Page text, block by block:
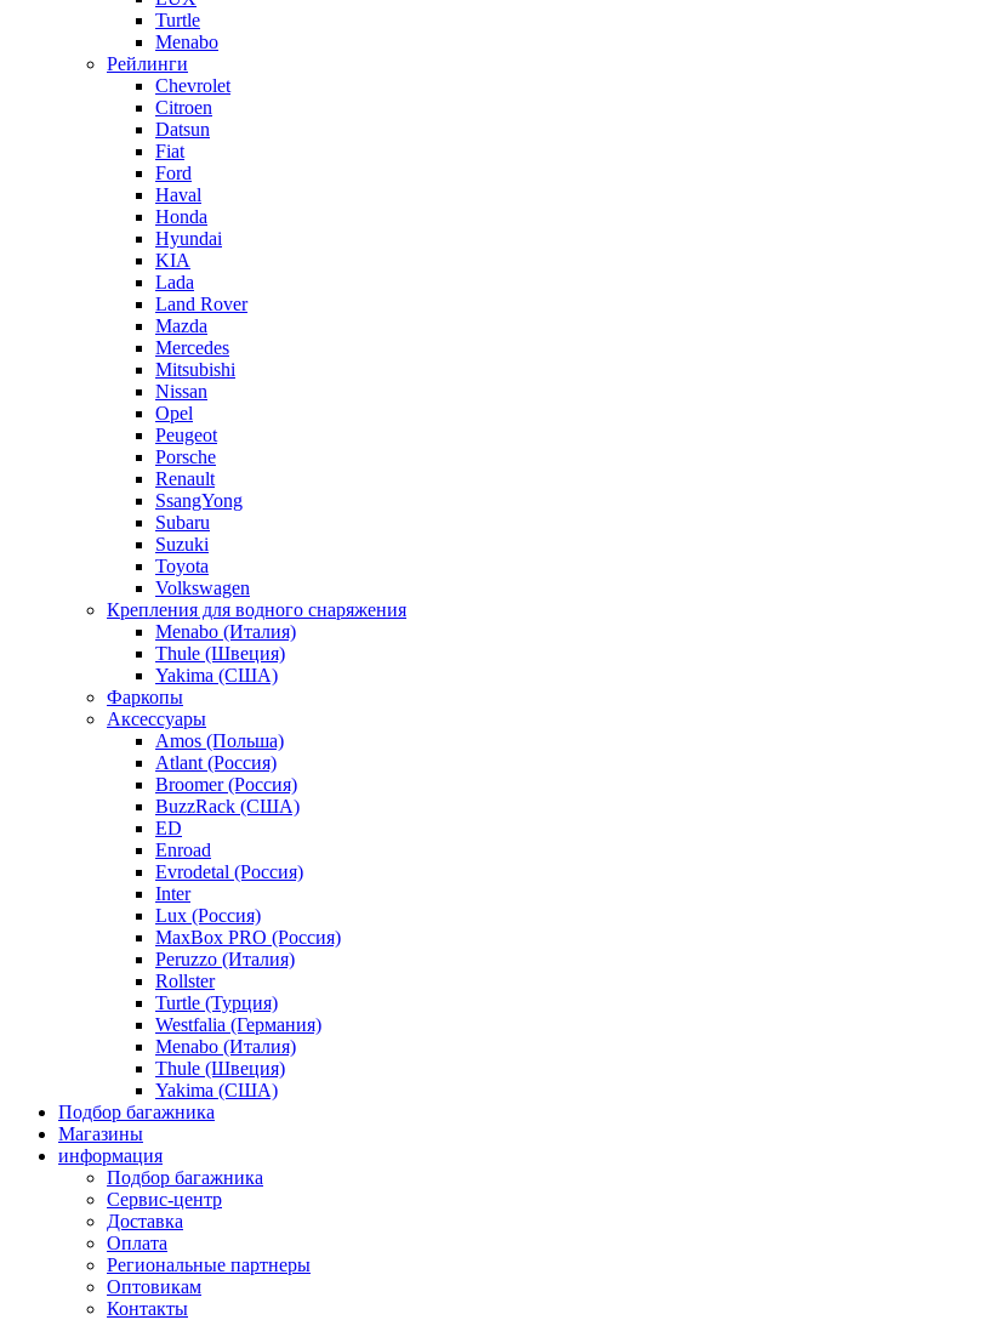
Turtle
Menabo
Рейлинги
Chevrolet
Citroen
Datsun
Fiat
Ford
Haval
Honda
Hyundai
KIA
Lada
Land Rover
Mazda
Mercedes
Mitsubishi
Nissan
Opel
Peugeot
Porsche
Renault
SsangYong
Subaru
Suzuki
Toyota
Volkswagen
Крепления для водного снаряжения
Menabo (Италия)
Thule (Швеция)
Yakima (США)
Фаркопы
Аксессуары
Amos (Польша)
Atlant (Россия)
Broomer (Россия)
BuzzRack (США)
ED
Enroad
Evrodetal (Россия)
Inter
Lux (Россия)
MaxBox PRO (Россия)
Peruzzo (Италия)
Rollster
Turtle (Турция)
Westfalia (Германия)
Menabo (Италия)
Thule (Швеция)
Yakima (США)
Подбор багажника
Магазины
информация
Подбор багажника
Сервис-центр
Доставка
Оплата
Региональные партнеры
Оптовикам
Контакты